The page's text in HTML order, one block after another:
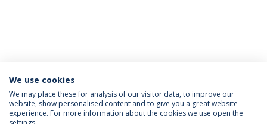
Política de Privacidade
Termos e Condições
Direitos do Titular dos Dados
We use cookies
We may place these for analysis of our visitor data, to improve our
website, show personalised content and to give you a great website
experience. For more information about the cookies we use open the